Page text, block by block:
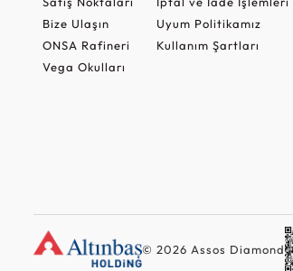
Bize Ulaşın
ONSA Rafineri
Vega Okulları
Uyum Politikamız
Kullanım Şartları
© 2026 Assos Diamond